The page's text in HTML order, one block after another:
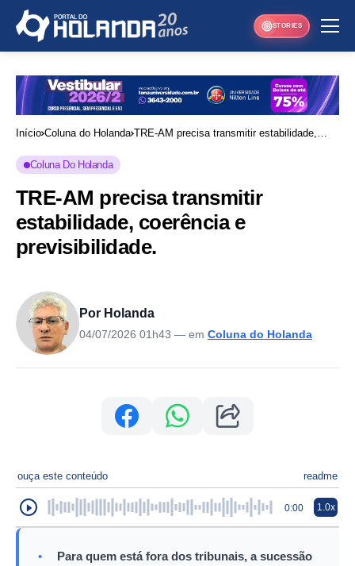
STORIES
Início Coluna do Holanda TRE-AM precisa transmitir estabilidade,
Coluna Do Holanda
TRE-AM precisa transmitir
estabilidade, coerência e
previsibilidade.
Por Holanda
04/07/2026 01h43 — em Coluna do Holanda
ouça este conteúdo readme
0:00 1.0x
•
Para quem está fora dos tribunais, a sucessão